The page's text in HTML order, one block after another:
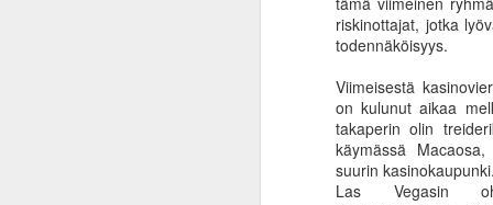
riskinottajat, jotka
todennäköisyys.
Viimeisestä
on kulunut aikaa
takaperin olin
käymässä
suurin
Las Vegasin